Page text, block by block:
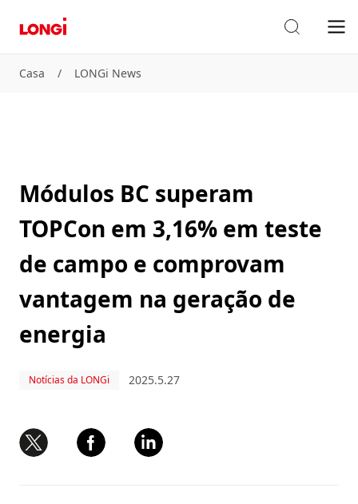
Casa / LONGi News
Módulos BC superam
TOPCon em 3,16% em teste
de campo e comprovam
vantagem na geração de
energia
Notícias da LONGi 2025.5.27